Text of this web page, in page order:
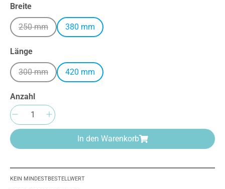
Breiteauswählen
250 mm(Diese Option ist zurzeit nicht verfügbar.)
380 mm
Längeauswählen
300 mm(Diese Option ist zurzeit nicht verfügbar.)
420 mm
Anzahl
Produkt Anzahl: Gib den gewünschten
In den Warenkorb
KEIN MINDESTBESTELLWERT